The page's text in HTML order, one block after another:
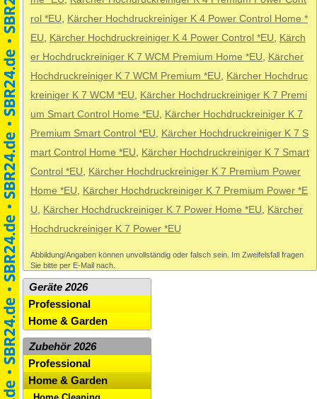
rol *EU, Kärcher Hochdruckreiniger K 4 Power Control Home *
EU, Kärcher Hochdruckreiniger K 4 Power Control *EU, Kärch
er Hochdruckreiniger K 7 WCM Premium Home *EU, Kärcher
Hochdruckreiniger K 7 WCM Premium *EU, Kärcher Hochdruc
kreiniger K 7 WCM *EU, Kärcher Hochdruckreiniger K 7 Premi
um Smart Control Home *EU, Kärcher Hochdruckreiniger K 7
Premium Smart Control *EU, Kärcher Hochdruckreiniger K 7 S
mart Control Home *EU, Kärcher Hochdruckreiniger K 7 Smart
Control *EU, Kärcher Hochdruckreiniger K 7 Premium Power
Home *EU, Kärcher Hochdruckreiniger K 7 Premium Power *E
U, Kärcher Hochdruckreiniger K 7 Power Home *EU, Kärcher
Hochdruckreiniger K 7 Power *EU
Abbildung/Angaben können unvollständig oder falsch sein. Im Zweifelsfall fragen
Sie bitte per E-Mail nach.
Geräte 2026
Professional
Home & Garden
Zubehör 2026
Professional
Home & Garden